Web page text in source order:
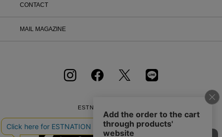
CONTACT
MAIL MAGAZINE
ESTNATION OFFICIAL
APP